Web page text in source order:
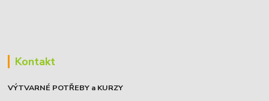
Kontakt
VÝTVARNÉ POTŘEBY a KURZY